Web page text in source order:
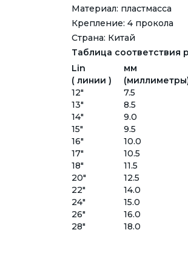
Материал: пластмасса
Крепление: 4 прокола
Страна: Китай
Таблица
Lin
мм
( линии )
12"
7.5
13"
8.5
14"
9.0
15"
9.5
16"
10.0
17"
10.5
18"
11.5
20"
12.5
22"
14.0
24"
15.0
26"
16.0
28"
18.0